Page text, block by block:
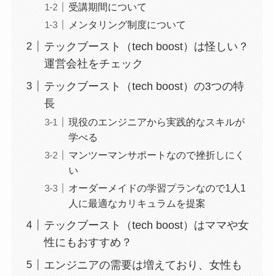
受講期間について
メンタリング制度について
テックブースト（tech boost）は怪しい？
運営会社をチェック
テックブースト（tech boost）の3つの特
長
現役のエンジニアから実践的なスキルが
学べる
マンツーマンサポートなので挫折しにく
い
オーダーメイドの学習プランなので1人1
人に最適なカリキュラムを提案
テックブースト（tech boost）はママや女
性にもおすすめ？
エンジニアの需要は増えており、女性も